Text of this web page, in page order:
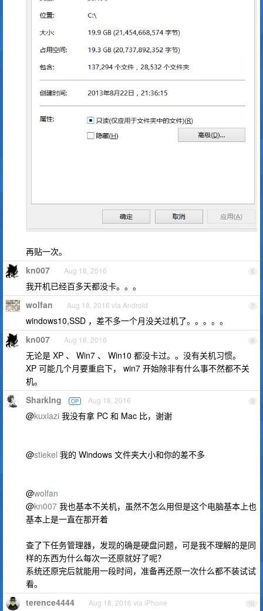
再贴一次。
6
kn007 Aug 18, 2016
我开机已经百多天都没卡。。。
7
wolfan Aug 18, 2016 via Android
windows10,SSD ，差不多一个月没关过机了。。。。。
8
kn007 Aug 18, 2016
无论是 XP 、 Win7 、 Win10 都没卡过。。没有关机习惯。
XP 可能几个月要重启下， win7 开始除非有什么事不然都不关
机。
9
SharkIng OP Aug 18, 2016
@kuxiazi 我没有拿 PC 和 Mac 比，谢谢
@stiekel 我的 Windows 文件夹大小和你的差不多
@wolfan
@kn007 我也基本不关机，虽然不怎么用但是这个电脑基本上也
基本上是一直在那开着
查了下任务管理器，发现的确是硬盘问题，可是我不理解的是同
样的东西为什么每次一还原就好了呢？
系统还原完后就能用一段时间，准备再还原一次什么都不装试试
看。
10
terence4444 Aug 18, 2016 via iPhone